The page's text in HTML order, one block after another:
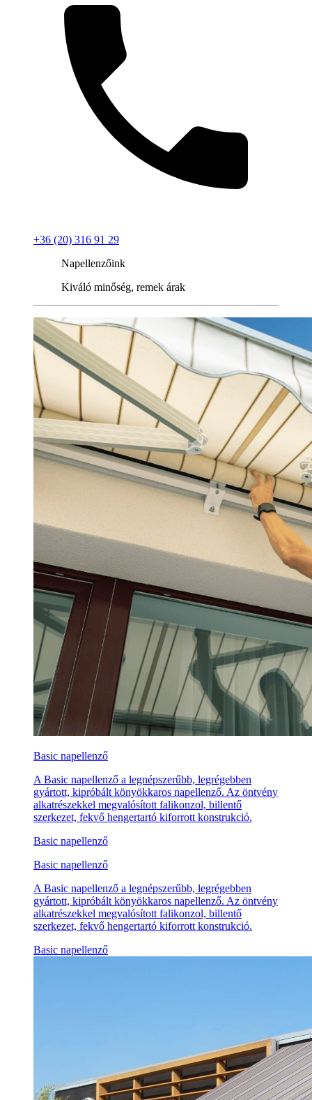
+36 (20) 316 91 29
Napellenzőink
Kiváló minőség, remek árak
Basic napellenző
A Basic napellenző a legnépszerűbb, legrégebben
gyártott, kipróbált könyökkaros napellenző. Az öntvény
alkatrészekkel megvalósított falikonzol, billentő
szerkezet, fekvő hengertartó kiforrott konstrukció.
Basic napellenző
Basic napellenző
A Basic napellenző a legnépszerűbb, legrégebben
gyártott, kipróbált könyökkaros napellenző. Az öntvény
alkatrészekkel megvalósított falikonzol, billentő
szerkezet, fekvő hengertartó kiforrott konstrukció.
Basic napellenző